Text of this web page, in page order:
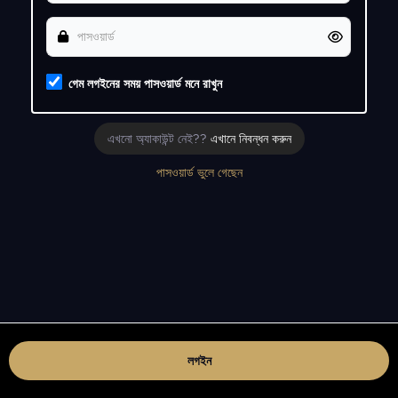
গেম লগইনের সময় পাসওয়ার্ড মনে রাখুন
লগইন
এখনো অ্যাকাউন্ট নেই?? এখানে নিবন্ধন করুন
পাসওয়ার্ড ভুলে গেছেন